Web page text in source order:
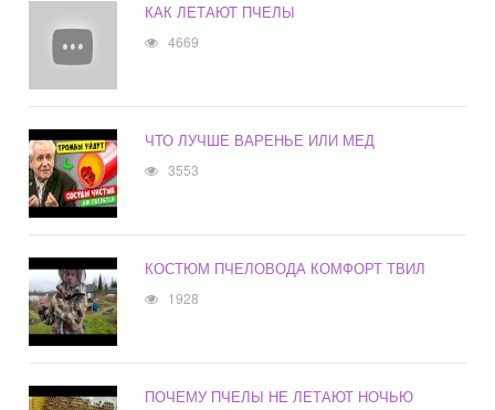
КАК ЛЕТАЮТ ПЧЕЛЫ
4669
ЧТО ЛУЧШЕ ВАРЕНЬЕ ИЛИ МЕД
3553
КОСТЮМ ПЧЕЛОВОДА КОМФОРТ ТВИЛ
1928
ПОЧЕМУ ПЧЕЛЫ НЕ ЛЕТАЮТ НОЧЬЮ